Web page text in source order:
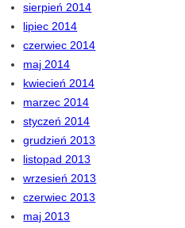
sierpień 2014
lipiec 2014
czerwiec 2014
maj 2014
kwiecień 2014
marzec 2014
styczeń 2014
grudzień 2013
listopad 2013
wrzesień 2013
czerwiec 2013
maj 2013